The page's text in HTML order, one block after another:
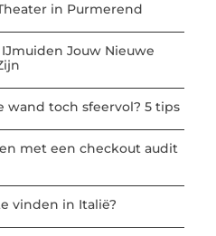
in Purmerend
Jouw Nieuwe
wand toch sfeervol? 5 tips
met een checkout audit
vinden in Italië?